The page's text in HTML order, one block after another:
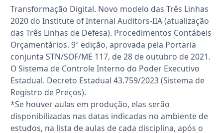
Transformação Digital. Novo modelo das Três Linhas
2020 do Institute of Internal Auditors-IIA (atualização
das Três Linhas de Defesa). Procedimentos Contábeis
Orçamentários. 9ª edição, aprovada pela Portaria
conjunta STN/SOF/ME 117, de 28 de outubro de 2021.
O Sistema de Controle Interno do Poder Executivo
Estadual. Decreto Estadual 43.759/2023 (Sistema de
Registro de Preços).
*Se houver aulas em produção, elas serão
disponibilizadas nas datas indicadas no ambiente de
estudos, na lista de aulas de cada disciplina, após o